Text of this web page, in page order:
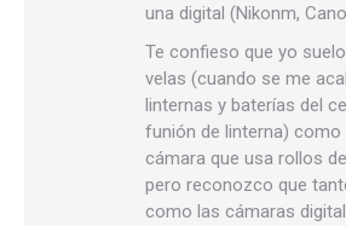
una digital (Nikonm,
Te confieso que yo
velas (cuando se me
linternas y baterías del
funión de linterna)
cámara que usa rollos
pero reconozco que
como las cámaras